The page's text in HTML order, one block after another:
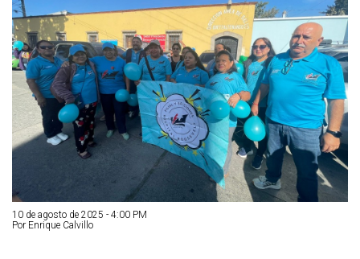
10 de agosto de 2025 - 4:00 PM
Por Enrique Calvillo